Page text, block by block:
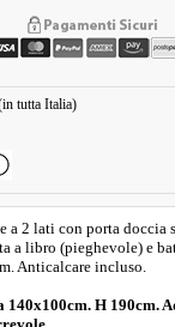
tutta Italia)
a 2 lati con porta doccia
a libro (pieghevole) e
Anticalcare incluso.
140x100cm. H 190cm.